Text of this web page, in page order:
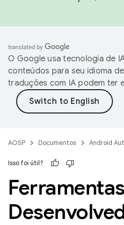
O Google usa tecnologia de
conteúdos para seu idioma
traduções com IA podem ter
AOSP Documentos Android
Isso foi útil?